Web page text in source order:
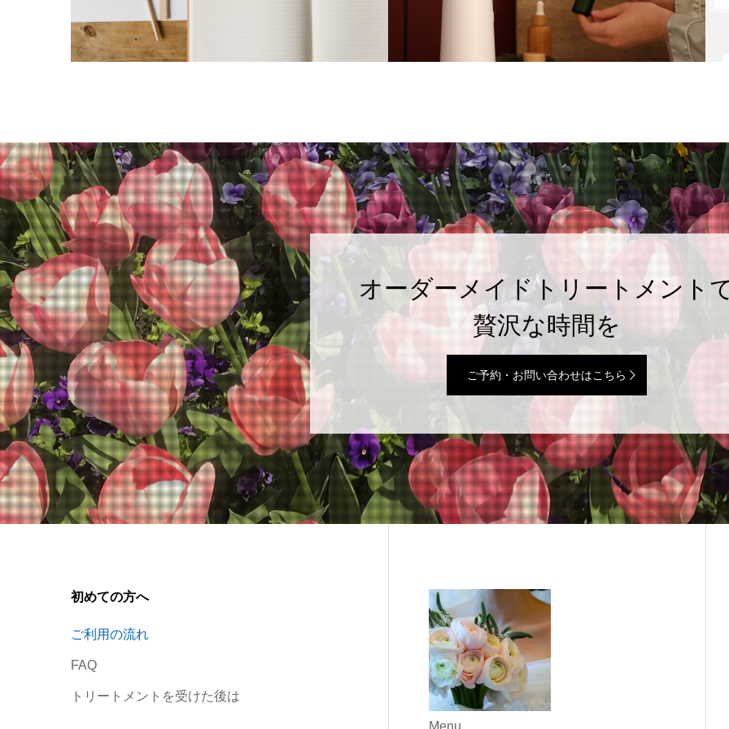
オーダーメイドトリートメント
贅沢な時間を
ご予約・お問い合わせはこちら
初めての方へ
ご利用の流れ
FAQ
トリートメントを受けた後は